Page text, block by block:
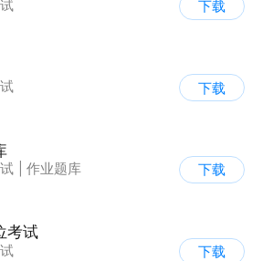
下载
下载
作业题库
下载
考试
下载